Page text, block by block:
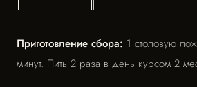
Приготовление сбора: 1 столовую
минут. Пить 2 раза в день курсом 2